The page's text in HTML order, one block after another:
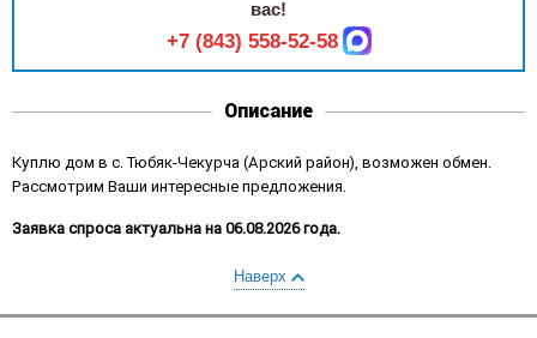
вас!
+7 (843) 558-52-58
Описание
Куплю дом в с. Тюбяк-Чекурча (Арский район), возможен обмен.
Рассмотрим Ваши интересные предложения.
Заявка спроса актуальна на 06.08.2026 года.
Наверх